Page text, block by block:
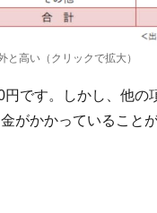
高い（クリックで拡大）
です。しかし、他
がかかっていることが